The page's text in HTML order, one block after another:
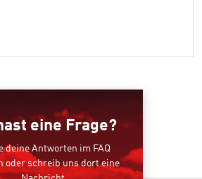
eine Frage?
deine Antworten im FAQ
oder schreib uns dort eine